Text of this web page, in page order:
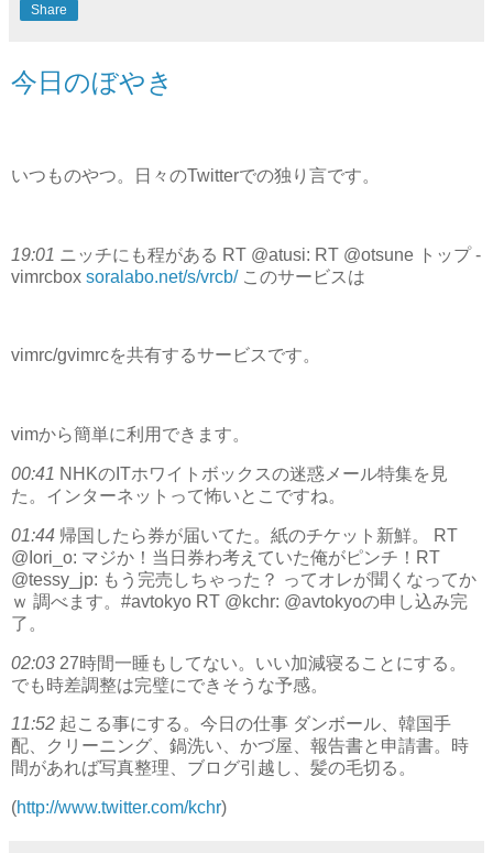
Share
今日のぼやき
いつものやつ。日々のTwitterでの独り言です。
19:01 ニッチにも程がある RT @atusi: RT @otsune トップ -
vimrcbox soralabo.net/s/vrcb/このサービスは
vimrc/gvimrcを共有するサービスです。
vimから簡単に利用できます。
00:41 NHKのITホワイトボックスの迷惑メール特集を見
た。インターネットって怖いとこですね。
01:44 帰国したら券が届いてた。紙のチケット新鮮。 RT
@Iori_o: マジか！当日券わ考えていた俺がピンチ！RT
@tessy_jp: もう完売しちゃった？ ってオレが聞くなってか
ｗ 調べます。#avtokyo RT @kchr: @avtokyoの申し込み完
了。
02:03 27時間一睡もしてない。いい加減寝ることにする。
でも時差調整は完璧にできそうな予感。
11:52 起こる事にする。今日の仕事 ダンボール、韓国手
配、クリーニング、鍋洗い、かづ屋、報告書と申請書。時
間があれば写真整理、ブログ引越し、髪の毛切る。
(http://www.twitter.com/kchr)